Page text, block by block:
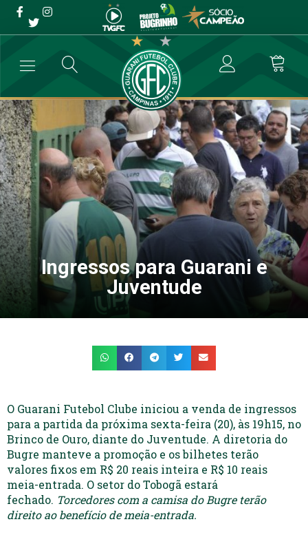
Ingressos para Guarani e
Juventude
→ Futebol Profissional → Ingressos para Guarani e Juventude
Ingressos para Guarani e
Juventude
O Guarani Futebol Clube iniciou a venda de ingressos
para a partida da próxima sexta-feira (20), às 19h15, no
Brinco de Ouro, diante do Juventude. A diretoria do
Bugre manteve a promoção e os bilhetes terão
valores fixos em R$ 20 reais inteira e R$ 10 reais
meia-entrada. O setor do Tobogã estará
fechado. Torcedores com a camisa do Bugre terão
direito ao benefício de meia-entrada.